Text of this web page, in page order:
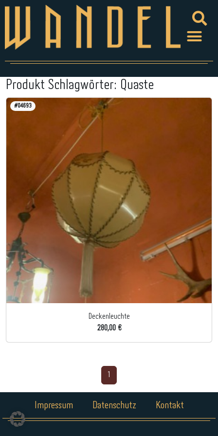
Produkt Schlagwörter: Quaste
#04693
Deckenleuchte
280,00 €
Impressum Datenschutz Kontakt